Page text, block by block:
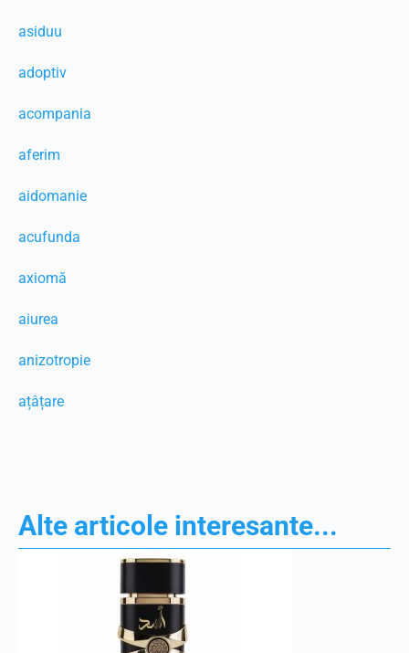
asiduu
adoptiv
acompania
aferim
aidomanie
acufunda
axiomă
aiurea
anizotropie
ațâțare
Alte articole interesante...